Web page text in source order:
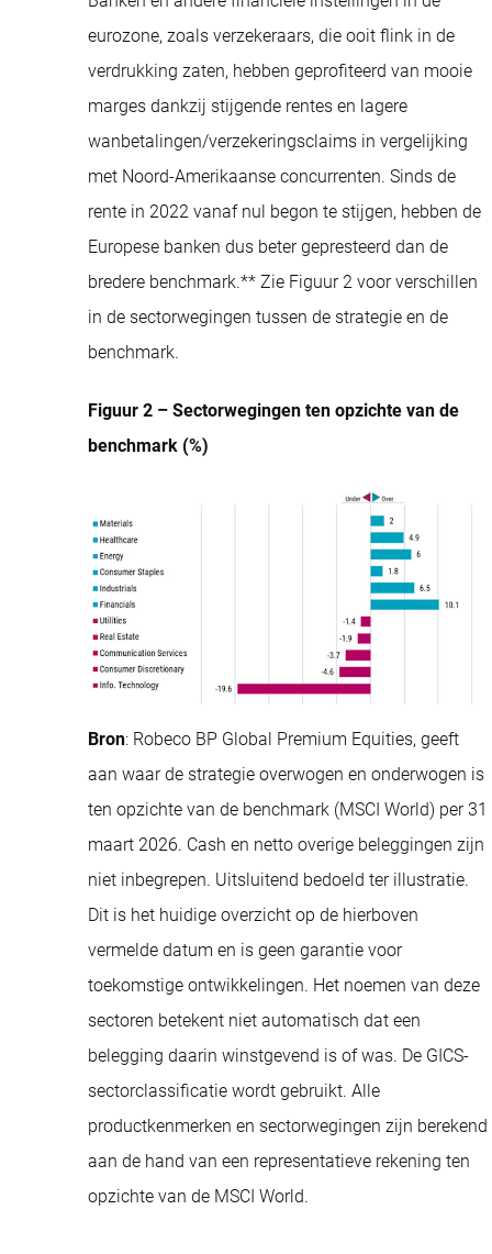
eurozone, zoals verzekeraars, die ooit flink in de
verdrukking zaten, hebben geprofiteerd van mooie
marges dankzij stijgende rentes en lagere
wanbetalingen/verzekeringsclaims in vergelijking
met Noord-Amerikaanse concurrenten. Sinds de
rente in 2022 vanaf nul begon te stijgen, hebben de
Europese banken dus beter gepresteerd dan de
bredere benchmark.** Zie Figuur 2 voor verschillen
in de sectorwegingen tussen de strategie en de
benchmark.
Figuur 2 – Sectorwegingen ten opzichte van de
benchmark (%)
Bron: Robeco BP Global Premium Equities, geeft
aan waar de strategie overwogen en onderwogen is
ten opzichte van de benchmark (MSCI World) per 31
maart 2026. Cash en netto overige beleggingen zijn
niet inbegrepen. Uitsluitend bedoeld ter illustratie.
Dit is het huidige overzicht op de hierboven
vermelde datum en is geen garantie voor
toekomstige ontwikkelingen. Het noemen van deze
sectoren betekent niet automatisch dat een
belegging daarin winstgevend is of was. De GICS-
sectorclassificatie wordt gebruikt. Alle
productkenmerken en sectorwegingen zijn berekend
aan de hand van een representatieve rekening ten
opzichte van de MSCI World.